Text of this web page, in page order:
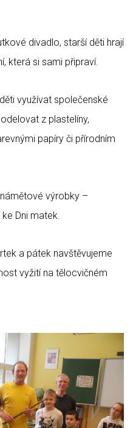
divadlo, starší děti hrají
která si sami připraví.
využívat společenské
z plastelíny,
papíry či přírodním
výrobky –
Dni matek.
a pátek navštěvujeme
vyžití na tělocvičném